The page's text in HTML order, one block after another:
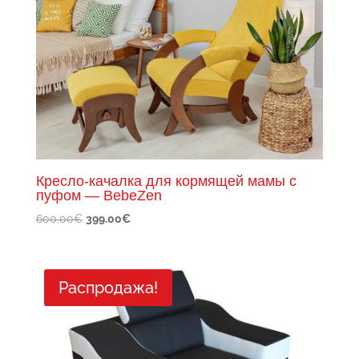
Кресло-качалка для кормящей мамы с
пуфом — BebeZen
600.00€ Первоначальная
600.00€.
399.00€Текущая
Распродажа!